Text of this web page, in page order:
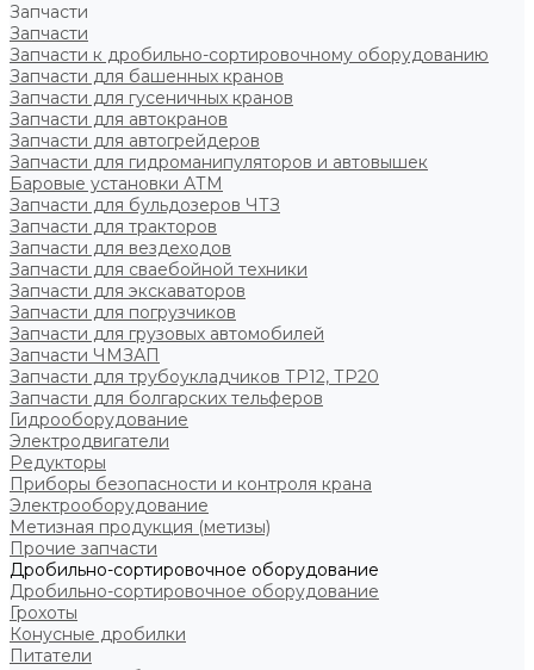
Запчасти
Запчасти
Запчасти к дробильно-сортировочному оборудованию
Запчасти для башенных кранов
Запчасти для гусеничных кранов
Запчасти для автокранов
Запчасти для автогрейдеров
Запчасти для гидроманипуляторов и автовышек
Баровые установки АТМ
Запчасти для бульдозеров ЧТЗ
Запчасти для тракторов
Запчасти для вездеходов
Запчасти для сваебойной техники
Запчасти для экскаваторов
Запчасти для погрузчиков
Запчасти для грузовых автомобилей
Запчасти ЧМЗАП
Запчасти для трубоукладчиков ТР12, ТР20
Запчасти для болгарских тельферов
Гидрооборудование
Электродвигатели
Редукторы
Приборы безопасности и контроля крана
Электрооборудование
Метизная продукция (метизы)
Прочие запчасти
Дробильно-сортировочное оборудование
Дробильно-сортировочное оборудование
Грохоты
Конусные дробилки
Питатели